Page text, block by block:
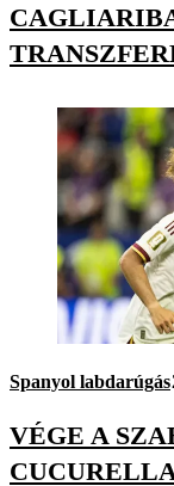
Spanyol labdarúgás
VÉGE A